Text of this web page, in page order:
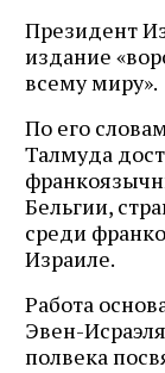
Президент
издание
всему миру».
По его
Талмуда
Бельгии,
среди
Израиле.
Работа
Эвен-
полвека